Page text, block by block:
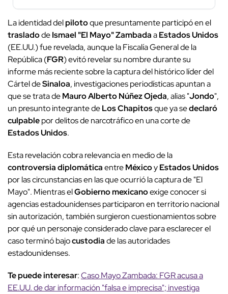
La identidad delpilotoque presuntamente participó en el
trasladodeIsmael "El Mayo" ZambadaaEstados Unidos
(EE.UU.) fue revelada, aunque la Fiscalía General de la
República (FGR) evitó revelar su nombre durante su
informe más reciente sobre la captura del histórico líder del
Cártel deSinaloa, investigaciones periodísticas apuntan a
que se trata deMauro Alberto Núñez Ojeda, alias "Jondo",
un presunto integrante deLos Chapitosque ya sedeclaró
culpablepor delitos de narcotráfico en una corte de
Estados Unidos.
Esta revelación cobra relevancia en medio de la
controversia diplomáticaentreMéxicoyEstados Unidos
por las circunstancias en las que ocurrió la captura de "El
Mayo". Mientras elGobierno mexicanoexige conocer si
agencias estadounidenses participaron en territorio nacional
sin autorización, también surgieron cuestionamientos sobre
por qué un personaje considerado clave para esclarecer el
caso terminó bajocustodiade las autoridades
estadounidenses.
Te puede interesar:Caso Mayo Zambada: FGR acusa a
EE.UU. de dar información "falsa e imprecisa"; investiga